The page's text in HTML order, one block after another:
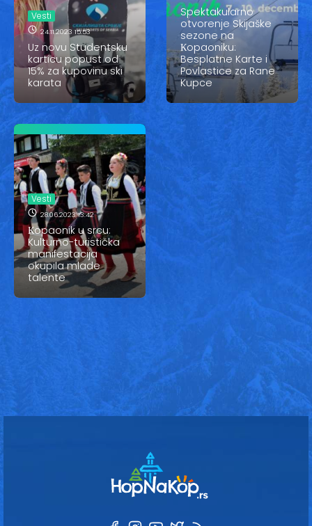
Oglasi
Galerija
Vesti
24.11.2023 15:53
Uz novu Studentsku
karticu popust od
15% za kupovinu ski
karata
Spektakularno
otvorenje Skijaške
sezone na
Кopaoniku:
Besplatne Karte i
Povlastice za Rane
Kupce
Vesti
28.06.2023 13:42
Кopaonik u srcu:
Kulturno-turistička
manifestacija
okupila mlade
talente